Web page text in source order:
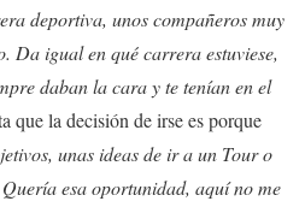
deportiva, unos compañeros muy
Da igual en qué carrera estuviese,
daban la cara y te tenían en el
que la decisión de irse es porque
unas ideas de ir a un Tour o
esa oportunidad, aquí no me